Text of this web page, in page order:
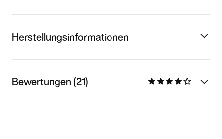
Herstellungsinformationen
Bewertungen (21)